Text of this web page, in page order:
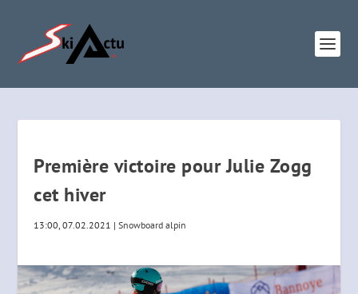
Première victoire pour Julie Zogg
cet hiver
13:00, 07.02.2021 |Snowboard alpin